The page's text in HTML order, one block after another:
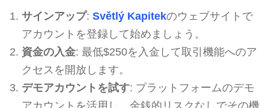
サインアップ: Světlý Kapitekのウェブサイトで
アカウントを登録して始めましょう。
資金の入金: 最低$250を入金して取引機能へのア
クセスを開放します。
デモアカウントを試す: プラットフォームのデモ
アカウントを活用し、金銭的リスクなしでその機